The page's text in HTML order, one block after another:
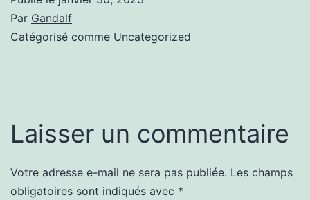
Par Gandalf
Catégorisé comme Uncategorized
Laisser un commentaire
Votre adresse e-mail ne sera pas publiée. Les champs
obligatoires sont indiqués avec *